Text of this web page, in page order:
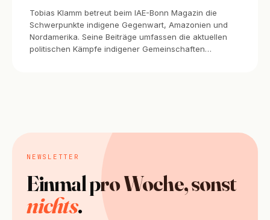
Tobias Klamm betreut beim IAE-Bonn Magazin die
Schwerpunkte indigene Gegenwart, Amazonien und
Nordamerika. Seine Beiträge umfassen die aktuellen
politischen Kämpfe indigener Gemeinschaften…
NEWSLETTER
Einmal pro Woche, sonst
nichts.